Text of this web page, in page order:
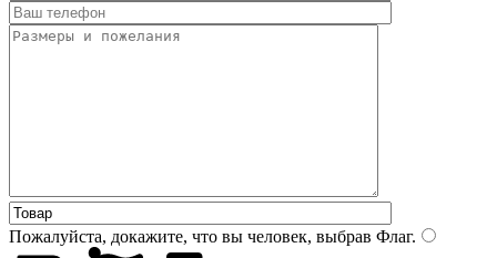
Пожалуйста, докажите, что вы человек, выбрав Флаг.